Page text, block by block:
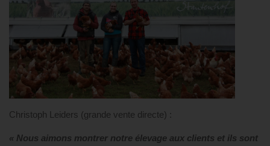
Christoph Leiders (grande vente directe) :
« Nous aimons montrer notre élevage aux clients et ils sont